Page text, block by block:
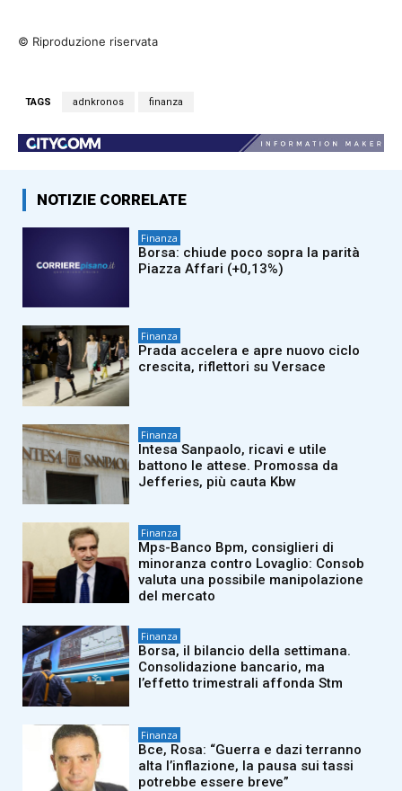
© Riproduzione riservata
TAGS adnkronos finanza
NOTIZIE CORRELATE
Finanza
Borsa: chiude poco sopra la parità
Piazza Affari (+0,13%)
Finanza
Prada accelera e apre nuovo ciclo
crescita, riflettori su Versace
Finanza
Intesa Sanpaolo, ricavi e utile
battono le attese. Promossa da
Jefferies, più cauta Kbw
Finanza
Mps-Banco Bpm, consiglieri di
minoranza contro Lovaglio: Consob
valuta una possibile manipolazione
del mercato
Finanza
Borsa, il bilancio della settimana.
Consolidazione bancario, ma
l’effetto trimestrali affonda Stm
Finanza
Bce, Rosa: “Guerra e dazi terranno
alta l’inflazione, la pausa sui tassi
potrebbe essere breve”